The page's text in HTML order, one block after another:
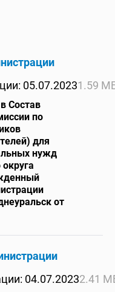
05.07.20231.59
Состав
по
для
нужд
от
04.07.20232.41